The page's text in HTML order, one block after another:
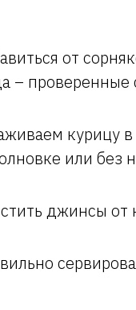
от
– проверенные
курицу в
или без
джинсы от